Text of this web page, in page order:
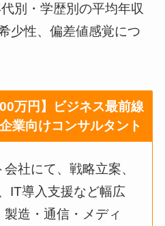
別・学歴別の平均年収
少性、偏差値感覚につ
万円】ビジネス最前線
業向けコンサルタント
社にて、戦略立案、
IT導入支援など幅広
造・通信・メディ